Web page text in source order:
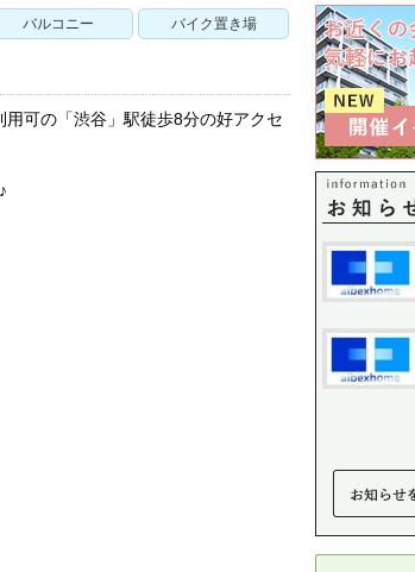
バルコニー バイク置き場
可の「渋谷」駅徒歩8分の好アクセ